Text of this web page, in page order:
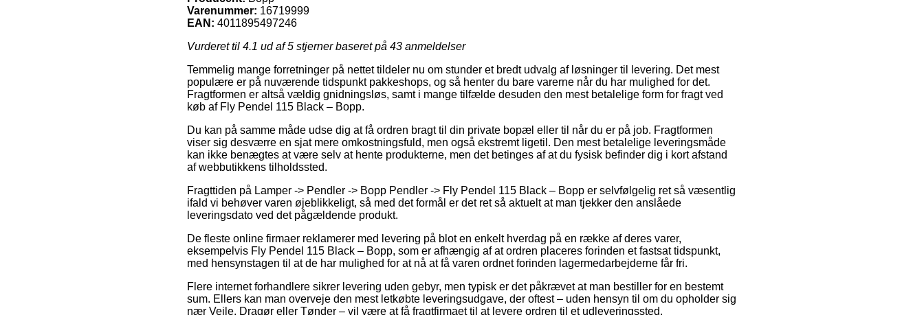
Varenummer: 16719999
EAN: 4011895497246
Vurderet til 4.1 ud af 5 stjerner baseret på 43 anmeldelser
Temmelig mange forretninger på nettet tildeler nu om stunder et bredt udvalg af løsninger til levering. Det mest
populære er på nuværende tidspunkt pakkeshops, og så henter du bare varerne når du har mulighed for det.
Fragtformen er altså vældig gnidningsløs, samt i mange tilfælde desuden den mest betalelige form for fragt ved
køb af Fly Pendel 115 Black – Bopp.
Du kan på samme måde udse dig at få ordren bragt til din private bopæl eller til når du er på job. Fragtformen
viser sig desværre en sjat mere omkostningsfuld, men også ekstremt ligetil. Den mest betalelige leveringsmåde
kan ikke benægtes at være selv at hente produkterne, men det betinges af at du fysisk befinder dig i kort afstand
af webbutikkens tilholdssted.
Fragttiden på Lamper -> Pendler -> Bopp Pendler -> Fly Pendel 115 Black – Bopp er selvfølgelig ret så væsentlig
ifald vi behøver varen øjeblikkeligt, så med det formål er det ret så aktuelt at man tjekker den anslåede
leveringsdato ved det pågældende produkt.
De fleste online firmaer reklamerer med levering på blot en enkelt hverdag på en række af deres varer,
eksempelvis Fly Pendel 115 Black – Bopp, som er afhængig af at ordren placeres forinden et fastsat tidspunkt,
med hensynstagen til at de har mulighed for at nå at få varen ordnet forinden lagermedarbejderne får fri.
Flere internet forhandlere sikrer levering uden gebyr, men typisk er det påkrævet at man bestiller for en bestemt
sum. Ellers kan man overveje den mest letkøbte leveringsudgave, der oftest – uden hensyn til om du opholder sig
nær Vejle, Dragør eller Tønder – vil være at få fragtfirmaet til at levere ordren til et udleveringssted.